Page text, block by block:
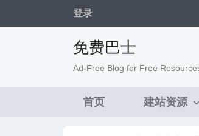
登录
免费巴士
Ad-Free Blog for Free
首页 建站资源